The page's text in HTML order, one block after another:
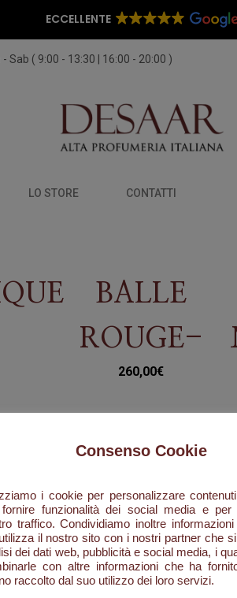
ECCELLENTE
- Sab ( 9:00 - 13:30 | 16:00 - 20:00 )
LO STORE CONTATTI
BALLE
ROUGE-
260,00€
TOBACCO
FLIRTING
WITH
VANILLA
Consenso Cookie
i cookie per personalizzare
funzionalità dei social media e per
traffico. Condividiamo inoltre
il nostro sito con i nostri partner che
dei dati web, pubblicità e social media, i
con altre informazioni che ha
raccolto dal suo utilizzo dei loro servizi.